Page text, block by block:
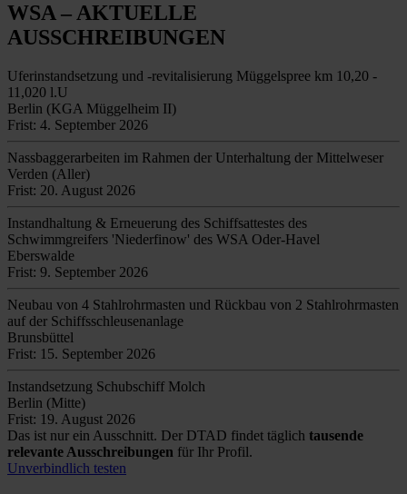
WSA– AKTUELLE
AUSSCHREIBUNGEN
Uferinstandsetzung und -revitalisierung Müggelspree km 10,20 -
11,020 l.U
Berlin (KGA Müggelheim II)
Frist: 4. September 2026
Nassbaggerarbeiten im Rahmen der Unterhaltung der Mittelweser
Verden (Aller)
Frist: 20. August 2026
Instandhaltung & Erneuerung des Schiffsattestes des
Schwimmgreifers 'Niederfinow' des WSA Oder-Havel
Eberswalde
Frist: 9. September 2026
Neubau von 4 Stahlrohrmasten und Rückbau von 2 Stahlrohrmasten
auf der Schiffsschleusenanlage
Brunsbüttel
Frist: 15. September 2026
Instandsetzung Schubschiff Molch
Berlin (Mitte)
Frist: 19. August 2026
Das ist nur ein Ausschnitt. Der DTAD findet täglich tausende
relevante Ausschreibungen für Ihr Profil.
Unverbindlich testen